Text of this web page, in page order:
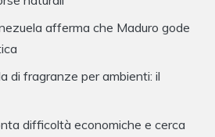
afferma che Maduro gode
di fragranze per ambienti: il
difficoltà economiche e cerca